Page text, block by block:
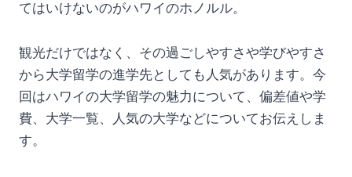
てはいけないのがハワイのホノルル。
観光だけではなく、その過ごしやすさや学びやすさ
から大学留学の進学先としても人気があります。今
回はハワイの大学留学の魅力について、偏差値や学
費、大学一覧、人気の大学などについてお伝えしま
す。